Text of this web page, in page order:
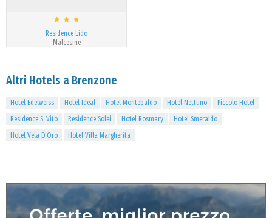
Residence Lido
Malcesine
Altri Hotels a Brenzone
Hotel Edelweiss Hotel Ideal Hotel Montebaldo Hotel Nettuno
Piccolo Hotel
Residence S. Vito
Residence Solei Hotel Rosmary
Hotel Smeraldo
Hotel Vela D'Oro
Hotel Villa Margherita